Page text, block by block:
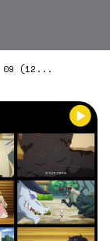
- 09 (12...